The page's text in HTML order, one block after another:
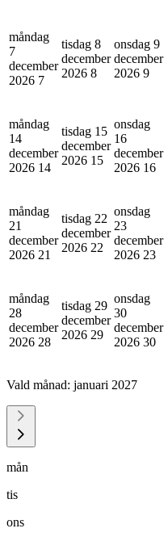
måndag
7
december
2026 7
tisdag 8
december
2026 8
onsdag 9
december
2026 9
måndag
14
december
2026 14
tisdag 15
december
2026 15
onsdag
16
december
2026 16
måndag
21
december
2026 21
tisdag 22
december
2026 22
onsdag
23
december
2026 23
måndag
28
december
2026 28
tisdag 29
december
2026 29
onsdag
30
december
2026 30
Vald månad: januari 2027
mån
tis
ons